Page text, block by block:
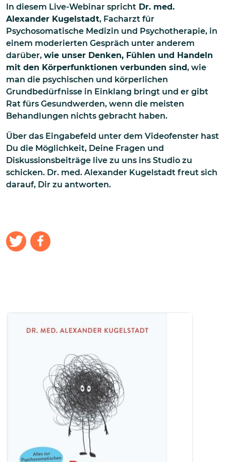
In diesem Live-Webinar spricht Dr. med.
Alexander Kugelstadt, Facharzt für
Psychosomatische Medizin und Psychotherapie, in
einem moderierten Gespräch unter anderem
darüber, wie unser Denken, Fühlen und Handeln
mit den Körperfunktionen verbunden sind, wie
man die psychischen und körperlichen
Grundbedürfnisse in Einklang bringt und er gibt
Rat fürs Gesundwerden, wenn die meisten
Behandlungen nichts gebracht haben.
Über das Eingabefeld unter dem Videofenster hast
Du die Möglichkeit, Deine Fragen und
Diskussionsbeiträge live zu uns ins Studio zu
schicken. Dr. med. Alexander Kugelstadt freut sich
darauf, Dir zu antworten.